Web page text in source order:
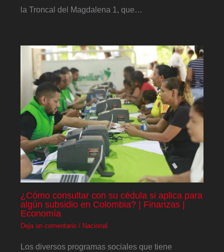
la Troncal del Magdalena 1, que…
¿Cómo consultar con su cédula si aplica para
algún subsidio en Colombia? | Finanzas |
Economía
Deja un comentario / Nacional
Los diversos programas sociales que tiene